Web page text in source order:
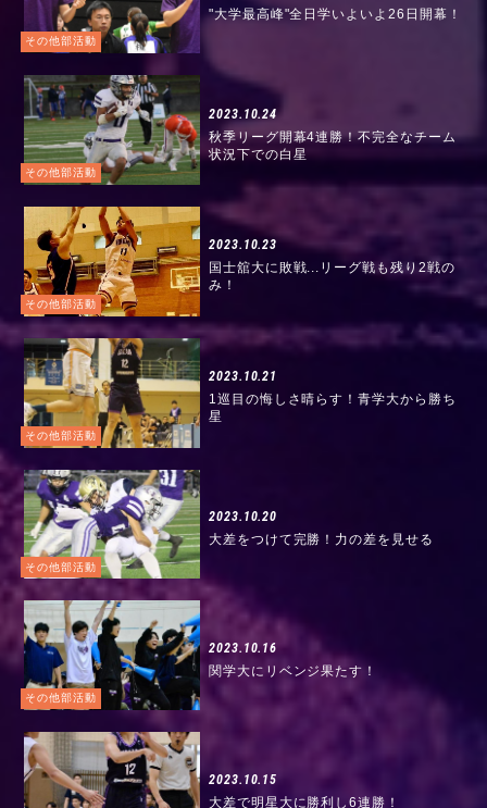
その他部活動
"大学最高峰"全日学いよいよ26日開幕！
その他部活動
2023.10.24
秋季リーグ開幕4連勝！不完全なチーム
状況下での白星
その他部活動
2023.10.23
国士舘大に敗戦...リーグ戦も残り2戦の
み！
その他部活動
2023.10.21
1巡目の悔しさ晴らす！青学大から勝ち
星
その他部活動
2023.10.20
大差をつけて完勝！力の差を見せる
その他部活動
2023.10.16
関学大にリベンジ果たす！
2023.10.15
大差で明星大に勝利し6連勝！